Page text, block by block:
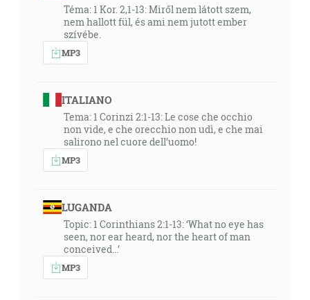
Téma: 1 Kor. 2,1-13: Miről nem látott szem,
nem hallott fül, és ami nem jutott ember
szívébe.
MP3
ITALIANO
Tema: 1 Corinzi 2:1-13: Le cose che occhio
non vide, e che orecchio non udì, e che mai
salirono nel cuore dell’uomo!
MP3
LUGANDA
Topic: 1 Corinthians 2:1-13: ‘What no eye has
seen, nor ear heard, nor the heart of man
conceived...’
MP3